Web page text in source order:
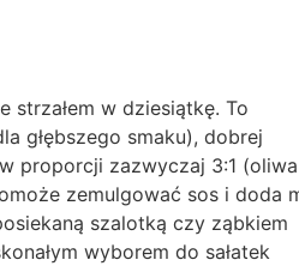
strzałem w dziesiątkę. To
głębszego smaku), dobrej
proporcji zazwyczaj 3:1 (oliwa
zemulgować sos i doda
szalotką czy ząbkiem
wyborem do sałatek